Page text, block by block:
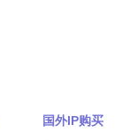
国外IP购买